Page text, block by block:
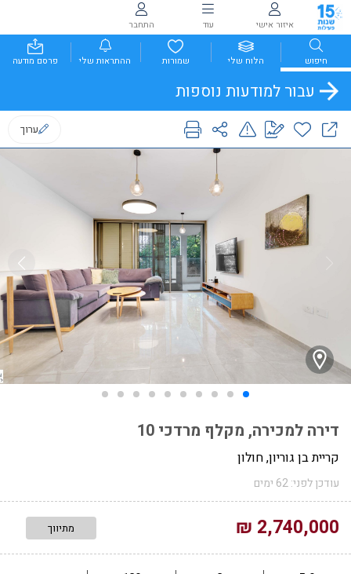
איזור אישי עוד התחבר
חיפוש הלוח שלי שמורות ההתראות שלי פרסם מודעה
עבור למודעות נוספות
ערוך
דירה למכירה, מקלף מרדכי 10
קריית בן גוריון, חולון
עודכן לפני: 62 ימים
2,740,000 ₪ מתיווך